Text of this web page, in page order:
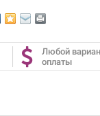
Любой
оплаты